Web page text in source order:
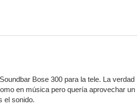
Bose 300 para la tele. La verdad
en música pero quería aprovechar un
el sonido.